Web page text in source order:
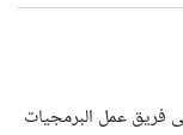
كتابة
والتواصل مع
البحث عن
عمل البرمجيات